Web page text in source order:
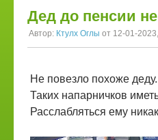
Дед до пенсии
Автор: Ктулх Оглы от 12-01-
Не повезло похоже деду.
Таких напарничков
Расслабляться ему